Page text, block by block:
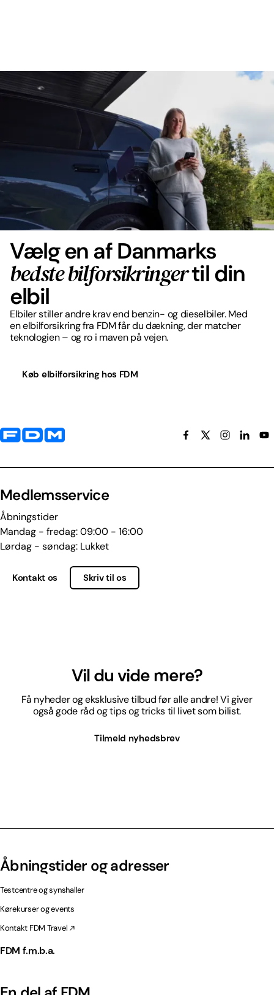
Vælg en af Danmarks
bedste bilforsikringertil din
elbil
Elbiler stiller andre krav end benzin- og dieselbiler. Med
en elbilforsikring fra FDM får du dækning, der matcher
teknologien – og ro i maven på vejen.
Køb elbilforsikring hos FDM
Yderligere information og kontaktoplysninger
Medlemsservice
Åbningstider
Mandag - fredag: 09:00 - 16:00
Lørdag - søndag: Lukket
Kontakt os Skriv til os
Vil du vide mere?
Få nyheder og eksklusive tilbud før alle andre! Vi giver
også gode råd og tips og tricks til livet som bilist.
Tilmeld nyhedsbrev
Åbningstider og adresser
Testcentre og synshaller
Kørekurser og events
Kontakt FDM Travel
FDM f.m.b.a.